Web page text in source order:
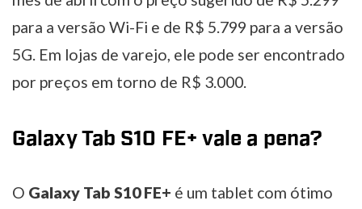
para a versão Wi-Fi e de R$ 5.799 para a versão
5G. Em lojas de varejo, ele pode ser encontrado
por preços em torno de R$ 3.000.
Galaxy Tab S10 FE+ vale a pena?
O Galaxy Tab S10 FE+ é um tablet com ótimo